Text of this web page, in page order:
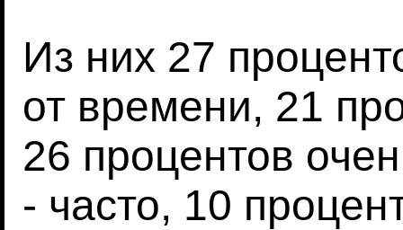
Из них 27
от времени, 21
26 процентов
- часто, 10